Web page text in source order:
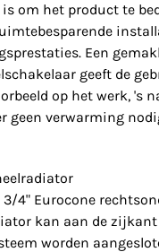
om het product te
Een
geeft de
op het werk, 's
geen verwarming
4" Eurocone
kan aan de
worden